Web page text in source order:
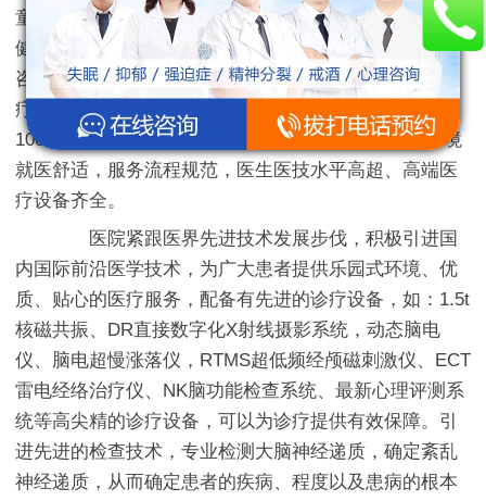
童医院」是由卫健委审批建设的集科研、医疗、康复、
健康管理于一体的脑科医院，重点开设儿科、儿童心理
咨询等核心诊疗科室。医院在师资力量、前沿技术、诊
疗设备以及治疗理念同步于国内知名医院，建筑面积达
10000余平方米，开设住院病房床位200余张，医院环境
就医舒适，服务流程规范，医生医技水平高超、高端医
疗设备齐全。
医院紧跟医界先进技术发展步伐，积极引进国
内国际前沿医学技术，为广大患者提供乐园式环境、优
质、贴心的医疗服务，配备有先进的诊疗设备，如：1.5t
核磁共振、DR直接数字化X射线摄影系统，动态脑电
仪、脑电超慢涨落仪，RTMS超低频经颅磁刺激仪、ECT
雷电经络治疗仪、NK脑功能检查系统、最新心理评测系
统等高尖精的诊疗设备，可以为诊疗提供有效保障。引
进先进的检查技术，专业检测大脑神经递质，确定紊乱
神经递质，从而确定患者的疾病、程度以及患病的根本